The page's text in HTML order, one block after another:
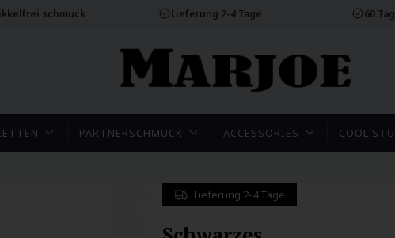
schmuck Lieferung 2-4 Tage 60
PARTNERSCHMUCK ACCESSORIES COOL
Lieferung 2-4 Tage